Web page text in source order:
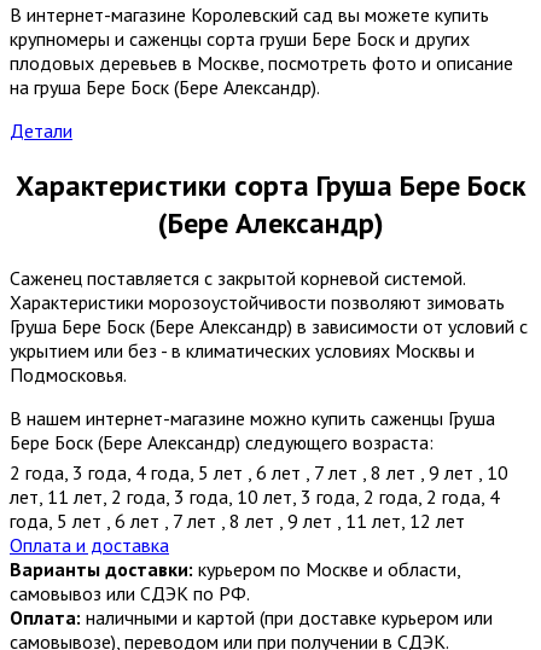
В интернет-магазине Королевский сад вы можете купить
крупномеры и саженцы сорта груши Бере Боск и других
плодовых деревьев в Москве, посмотреть фото и описание
на груша Бере Боск (Бере Александр).
Детали
Характеристики сорта Груша Бере Боск
(Бере Александр)
Саженец поставляется с закрытой корневой системой.
Характеристики морозоустойчивости позволяют зимовать
Груша Бере Боск (Бере Александр) в зависимости от условий с
укрытием или без - в климатических условиях Москвы и
Подмосковья.
В нашем интернет-магазине можно купить саженцы Груша
Бере Боск (Бере Александр) следующего возраста:
2 года 3 года 4 года 5 лет 6 лет 7 лет 8 лет 9 лет
10
лет 11 лет 2 года 3 года 10 лет 3 года 2 года 2 года 4
года 5 лет 6 лет 7 лет 8 лет 9 лет 11 лет 12 лет
Оплата и доставка
Варианты доставки: курьером по Москве и области,
самовывоз или СДЭК по РФ.
Оплата: наличными и картой (при доставке курьером или
самовывозе), переводом или при получении в СДЭК.